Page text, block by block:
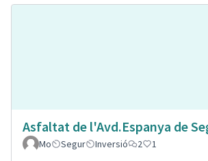
Asfaltat de l'Avd.Espanya de
Mo
Segur Inversió 2 1